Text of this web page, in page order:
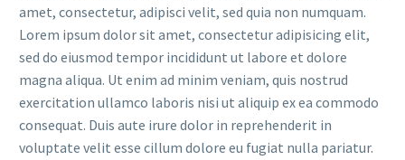
amet, consectetur, adipisci velit, sed quia non numquam.
Lorem ipsum dolor sit amet, consectetur adipisicing elit,
sed do eiusmod tempor incididunt ut labore et dolore
magna aliqua. Ut enim ad minim veniam, quis nostrud
exercitation ullamco laboris nisi ut aliquip ex ea commodo
consequat. Duis aute irure dolor in reprehenderit in
voluptate velit esse cillum dolore eu fugiat nulla pariatur.